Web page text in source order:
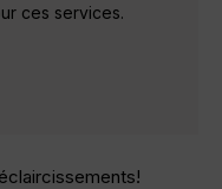
ces services.